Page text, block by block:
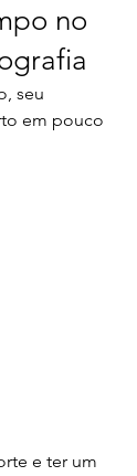
no
seu
em pouco
e ter um